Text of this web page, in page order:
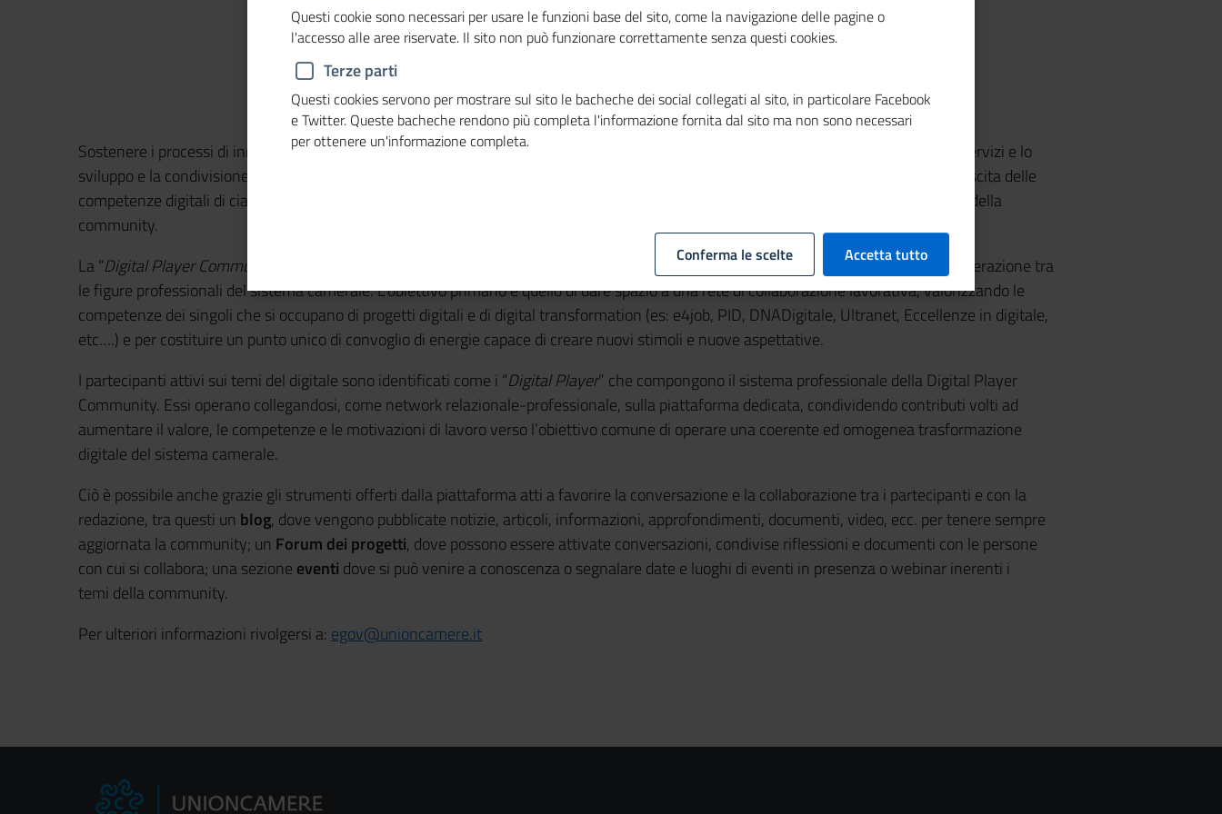
Sostenere i processi di innovazione e digitalizzazione del sistema camerale e delle imprese nei territori, attraverso l’offerta di nuovi servizi e lo
sviluppo e la condivisione delle competenze. Questo il
a crescita delle
competenze digitali di ciascun partecipante e la specificità dei ruoli all’interno del proprio ente, costituirà la base per il futuro sviluppo della
community.
La “Digital Player Community
” pensata nel 2019, nata nel 2020, consolidata nel corso degli anni, è il luogo di incontro virtuale e di interazione tra
le figure professionali del sistema camerale. L’obiettivo primario è quello di dare spazio a una rete di collaborazione lavorativa, valorizzando le
competenze dei singoli che si occupano di progetti digitali e di digital transformation (es: e4job, PID, DNADigitale, Ultranet, Eccellenze in digitale,
etc….) e per costituire un punto unico di convoglio di energie capace di creare nuovi stimoli e nuove aspettative.
I partecipanti attivi sui temi del digitale sono identificati come i “Digital Player” che compongono il sistema professionale della Digital Player
Community. Essi operano collegandosi, come network relazionale-professionale, sulla piattaforma dedicata, condividendo contributi volti ad
aumentare il valore, le competenze e le motivazioni di lavoro verso l’obiettivo comune di operare una coerente ed omogenea trasformazione
digitale del sistema camerale.
Ciò è possibile anche grazie gli strumenti offerti dalla piattaforma atti a favorire la conversazione e la collaborazione tra i partecipanti e con la
redazione, tra questi un blog, dove vengono pubblicate notizie, articoli, informazioni, approfondimenti, documenti, video, ecc. per tenere sempre
aggiornata la community; un Forum dei progetti, dove possono essere attivate conversazioni, condivise riflessioni e documenti con le persone
con cui si collabora; una sezione eventi dove si può venire a conoscenza o segnalare date e luoghi di eventi in presenza o webinar inerenti i
temi della community.
Per ulteriori informazioni rivolgersi a: egov@unioncamere.it
Questi cookie sono necessari per usare le funzioni base del sito, come la navigazione delle pagine o
l'accesso alle aree riservate. Il sito non può funzionare correttamente senza questi cookies.
Terze parti
Questi cookies servono per mostrare sul sito le bacheche dei social collegati al sito, in particolare Facebook
e Twitter. Queste bacheche rendono più completa l'informazione fornita dal sito ma non sono necessari
per ottenere un'informazione completa.
Conferma le scelte Accetta tutto